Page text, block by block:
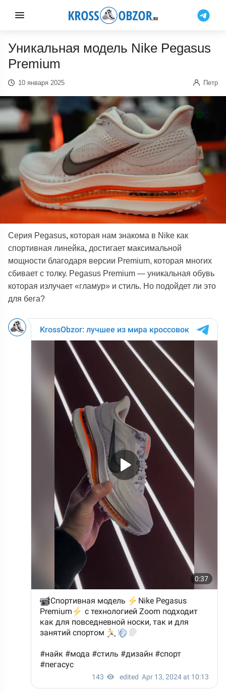
Уникальная модель Nike Pegasus
Premium
10 января 2025 Петр
Серия Pegasus, которая нам знакома в Nike как
спортивная линейка, достигает максимальной
мощности благодаря версии Premium, которая многих
сбивает с толку. Pegasus Premium — уникальная обувь
которая излучает «гламур» и стиль. Но подойдет ли это
для бега?